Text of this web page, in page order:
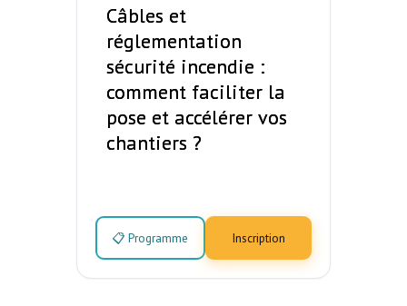
Câbles et
réglementation
sécurité incendie :
comment faciliter la
pose et accélérer vos
chantiers ?
📋 Programme Inscription